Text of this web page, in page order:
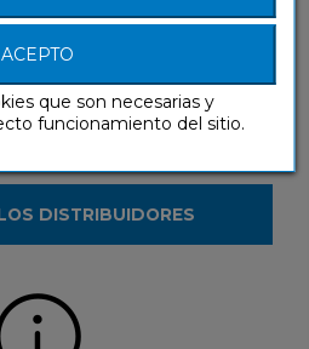
DISTRIBUIDORES
ACEPTO
que son necesarias y
funcionamiento del sitio.